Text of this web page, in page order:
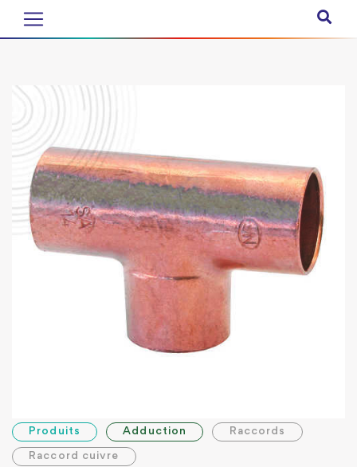
Produits Adduction Raccords
Raccord cuivre